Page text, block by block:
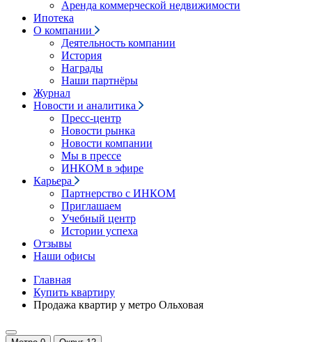
Аренда коммерческой недвижимости
Ипотека
О компании
Деятельность компании
История
Награды
Наши партнёры
Журнал
Новости и аналитика
Пресс-центр
Новости рынка
Новости компании
Мы в прессе
ИНКОМ в эфире
Карьера
Партнерство с ИНКОМ
Приглашаем
Учебный центр
Истории успеха
Отзывы
Наши офисы
Главная
Купить квартиру
Продажа квартир у метро Ольховая